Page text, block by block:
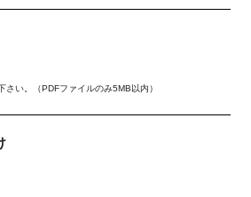
い。（PDFファイルのみ5MB以内）